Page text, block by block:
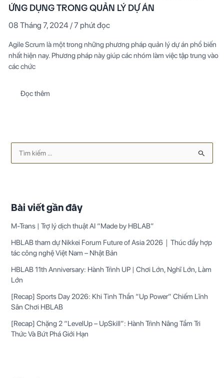
ỨNG DỤNG TRONG QUẢN LÝ DỰ ÁN
08 Tháng 7, 2024 /7 phút đọc
Agile Scrum là một trong những phương pháp quản lý dự án phổ biến
nhất hiện nay. Phương pháp này giúp các nhóm làm việc tập trung vào
các chức
Đọc thêm
i
ế
m
:
Bài viết gần đây
M-Trans | Trợ lý dịch thuật AI “Made by HBLAB”
HBLAB tham dự Nikkei Forum Future of Asia 2026｜Thúc đẩy hợp
tác công nghệ Việt Nam – Nhật Bản
HBLAB 11th Anniversary: Hành Trình UP | Chơi Lớn, Nghĩ Lớn, Làm
Lớn
[Recap] Sports Day 2026: Khi Tinh Thần “Up Power” Chiếm Lĩnh
Sân Chơi HBLAB
[Recap] Chặng 2 “LevelUp – UpSkill”: Hành Trình Nâng Tầm Tri
Thức Và Bứt Phá Giới Hạn